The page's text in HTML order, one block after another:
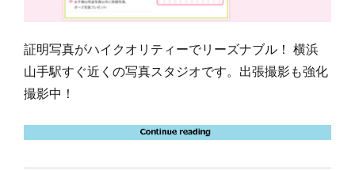
証明写真がハイクオリティーでリーズナブル！ 横浜
山手駅すぐ近くの写真スタジオです。出張撮影も強化
撮影中！